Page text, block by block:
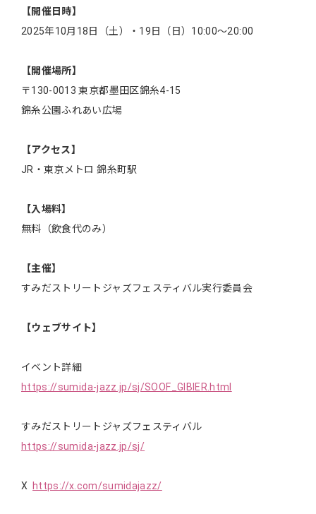
【開催日時】
2025年10月18日（土）・19日（日）10:00〜20:00
【開催場所】
〒130-0013 東京都墨田区錦糸4-15
錦糸公園ふれあい広場
【アクセス】
JR・東京メトロ 錦糸町駅
【入場料】
無料（飲食代のみ）
【主催】
すみだストリートジャズフェスティバル実行委員会
【ウェブサイト】
イベント詳細
https://sumida-jazz.jp/sj/SOOF_GIBIER.html
すみだストリートジャズフェスティバル
https://sumida-jazz.jp/sj/
X https://x.com/sumidajazz/